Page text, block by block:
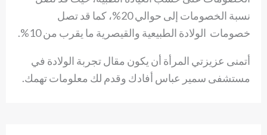
نسبة الخصومات إلى حوالي 20%، كما قد تصل
خصومات الولادة الطبيعية والقيصرية ما يقرب من 10%.
أتمنى عزيزتي المرأة أن يكون مقال تجربة الولادة في
مستشفى سمير عباس أفادك وقدم لك معلومات تهمك.